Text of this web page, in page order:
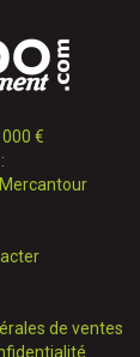
€
de ventes